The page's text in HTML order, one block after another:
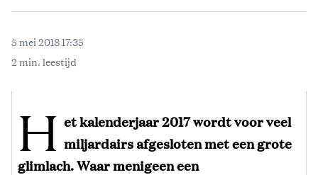
5 mei 2018 17:35
2 min. leestijd
H et kalenderjaar 2017 wordt voor veel
miljardairs afgesloten met een grote
glimlach. Waar menigeen een